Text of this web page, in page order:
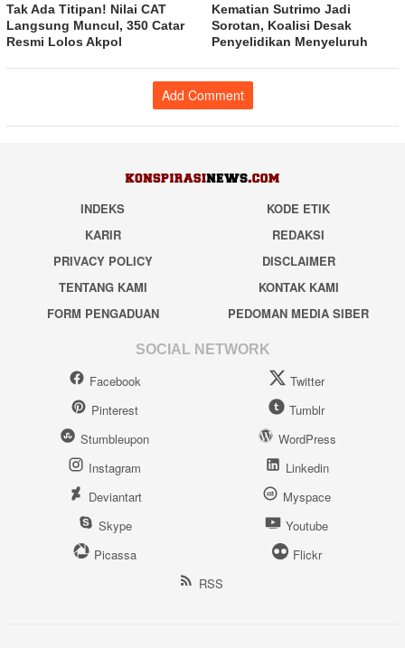
Tak Ada Titipan! Nilai CAT
Langsung Muncul, 350 Catar
Resmi Lolos Akpol
Kematian Sutrimo Jadi
Sorotan, Koalisi Desak
Penyelidikan Menyeluruh
Add Comment
INDEKS
KODE ETIK
KARIR
REDAKSI
PRIVACY POLICY
DISCLAIMER
TENTANG KAMI
KONTAK KAMI
FORM PENGADUAN
PEDOMAN MEDIA SIBER
SOCIAL NETWORK
Facebook
Twitter
Pinterest
Tumblr
Stumbleupon
WordPress
Instagram
Linkedin
Deviantart
Myspace
Skype
Youtube
Picassa
Flickr
RSS